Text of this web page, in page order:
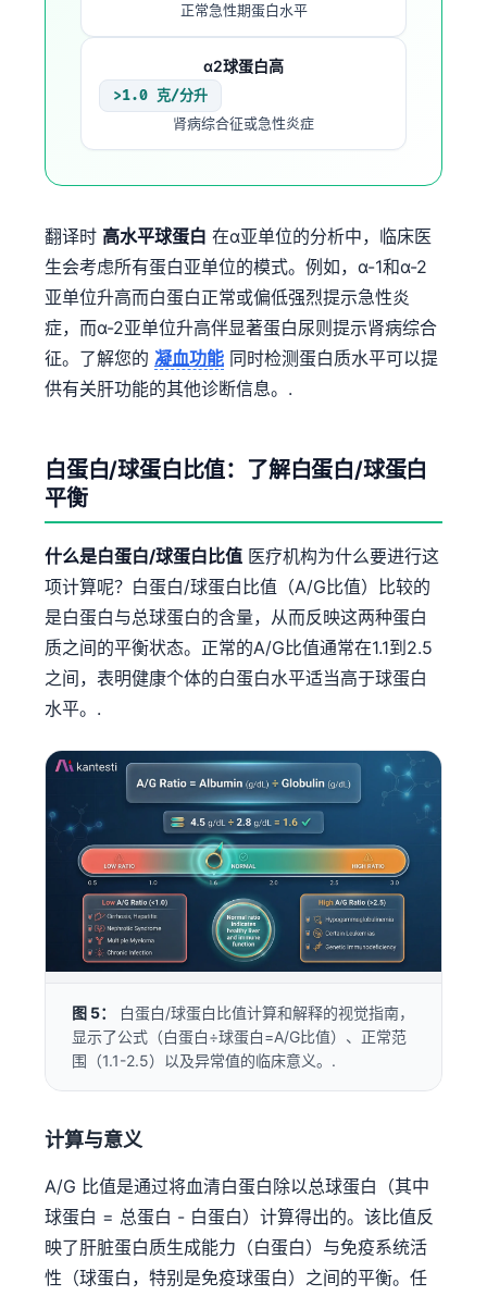
正常急性期蛋白水平
α2球蛋白高
>1.0 克/分升
肾病综合征或急性炎症
翻译时 高水平球蛋白 在α亚单位的分析中，临床医
生会考虑所有蛋白亚单位的模式。例如，α-1和α-2
亚单位升高而白蛋白正常或偏低强烈提示急性炎
症，而α-2亚单位升高伴显著蛋白尿则提示肾病综合
征。了解您的 凝血功能 同时检测蛋白质水平可以提
供有关肝功能的其他诊断信息。.
白蛋白/球蛋白比值：了解白蛋白/球蛋白
平衡
什么是白蛋白/球蛋白比值 医疗机构为什么要进行这
项计算呢？白蛋白/球蛋白比值（A/G比值）比较的
是白蛋白与总球蛋白的含量，从而反映这两种蛋白
质之间的平衡状态。正常的A/G比值通常在1.1到2.5
之间，表明健康个体的白蛋白水平适当高于球蛋白
水平。.
图 5：
白蛋白/球蛋白比值计算和解释的视觉指南，
显示了公式（白蛋白÷球蛋白=A/G比值）、正常范
围（1.1-2.5）以及异常值的临床意义。.
计算与意义
A/G 比值是通过将血清白蛋白除以总球蛋白（其中
球蛋白 = 总蛋白 - 白蛋白）计算得出的。该比值反
映了肝脏蛋白质生成能力（白蛋白）与免疫系统活
性（球蛋白，特别是免疫球蛋白）之间的平衡。任